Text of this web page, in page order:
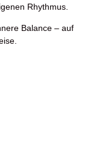
Rhythmus.
Balance – auf